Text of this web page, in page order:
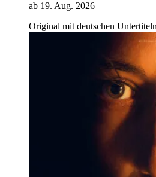
ab 19. Aug. 2026
Original mit deutschen